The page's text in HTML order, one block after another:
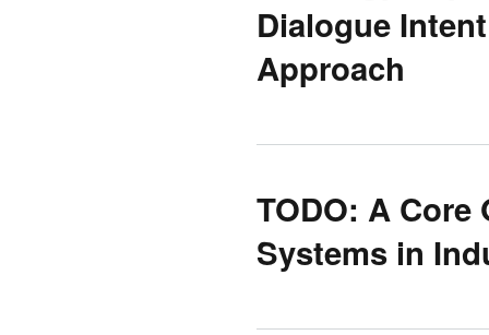
Dialogue
Approach
TODO: A
Systems in